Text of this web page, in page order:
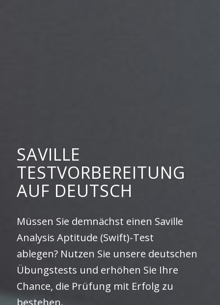
SAVILLE
TESTVORBEREITUNG
AUF DEUTSCH
Müssen Sie demnächst einen Saville
Analysis Aptitude (Swift)-Test
ablegen? Nutzen Sie unsere deutschen
Übungstests und erhöhen Sie Ihre
Chance, die Prüfung mit Erfolg zu
bestehen.